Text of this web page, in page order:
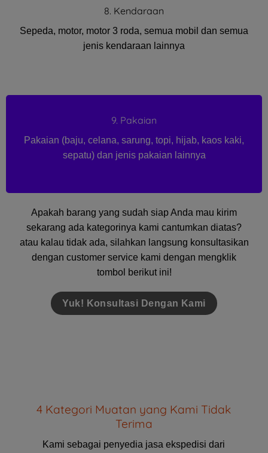
8. Kendaraan
Sepeda, motor, motor 3 roda, semua mobil dan semua
jenis kendaraan lainnya
9. Pakaian
Pakaian (baju, celana, sarung, topi, hijab, kaos kaki,
sepatu) dan jenis pakaian lainnya
Apakah barang yang sudah siap Anda mau kirim
sekarang ada kategorinya kami cantumkan diatas?
atau kalau tidak ada, silahkan langsung konsultasikan
dengan customer service kami dengan mengklik
tombol berikut ini!
Yuk! Konsultasi Dengan Kami
4 Kategori Muatan yang Kami Tidak
Terima
Kami sebagai penyedia jasa ekspedisi dari